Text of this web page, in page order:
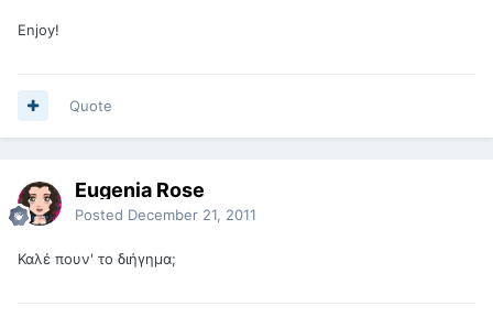
Enjoy!
Quote
Eugenia Rose
Posted December 21, 2011
Καλέ πουν' το διήγημα;